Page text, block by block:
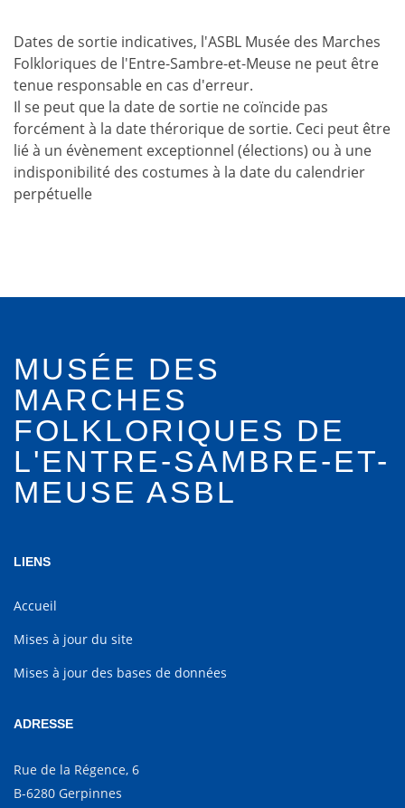
Dates de sortie indicatives, l'ASBL Musée des Marches
Folkloriques de l'Entre-Sambre-et-Meuse ne peut être
tenue responsable en cas d'erreur.
Il se peut que la date de sortie ne coïncide pas
forcément à la date thérorique de sortie. Ceci peut être
lié à un évènement exceptionnel (élections) ou à une
indisponibilité des costumes à la date du calendrier
perpétuelle
MUSÉE DES
MARCHES
FOLKLORIQUES DE
L'ENTRE-SAMBRE-ET-
MEUSE ASBL
LIENS
Accueil
Mises à jour du site
Mises à jour des bases de données
ADRESSE
Rue de la Régence, 6
B-6280 Gerpinnes